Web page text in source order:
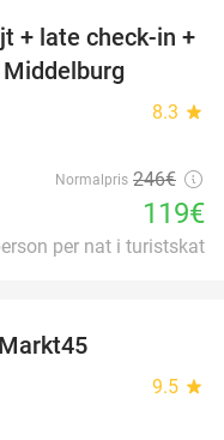
52%
+ late check-in +
8.3 star
Normalpris 246€
119€
per nat i turistskat
9.5 star